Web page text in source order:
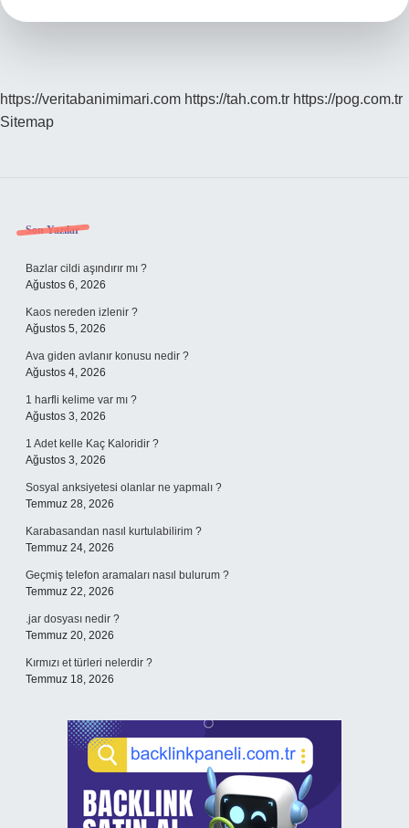
https://veritabanimimari.com https://tah.com.tr https://pog.com.tr
Sitemap
Sidebar
Son Yazılar
Bazlar cildi aşındırır mı ?
Ağustos 6, 2026
Kaos nereden izlenir ?
Ağustos 5, 2026
Ava giden avlanır konusu nedir ?
Ağustos 4, 2026
1 harfli kelime var mı ?
Ağustos 3, 2026
1 Adet kelle Kaç Kaloridir ?
Ağustos 3, 2026
Sosyal anksiyetesi olanlar ne yapmalı ?
Temmuz 28, 2026
Karabasandan nasıl kurtulabilirim ?
Temmuz 24, 2026
Geçmiş telefon aramaları nasıl bulurum ?
Temmuz 22, 2026
.jar dosyası nedir ?
Temmuz 20, 2026
Kırmızı et türleri nelerdir ?
Temmuz 18, 2026